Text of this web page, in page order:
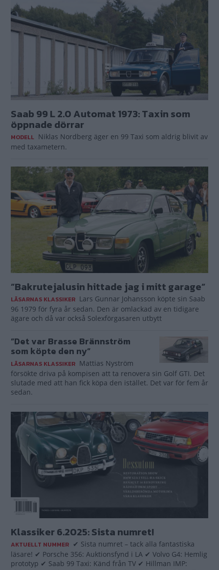
Saab 99 L 2.0 Automat 1973: Taxin som
öppnade dörrar
MODELL Niklas Nordberg äger en 99 Taxi som aldrig blivit av
med taxametern.
”Bakrutejalusin hittade jag i mitt garage”
LÄSARNAS KLASSIKER Lars Gunnar Johansson köpte sin Saab
96 1979 för fyra år sedan. Den är omlackad av en tidigare
ägare och då var också Solexförgasaren utbytt
”Det var Brasse Brännström
som köpte den ny”
LÄSARNAS KLASSIKER Mattias Nyström
försökte driva på kompisen att ta renovera sin Golf GTI. Det
slutade med att han fick köpa den istället. Det var för fem år
sedan.
Klassiker 6.2025: Sista numret!
AKTUELLT NUMMER ✔ Sista numret – tack alla fantastiska
läsare! ✔ Porsche 356: Auktionsfynd i LA ✔ Volvo G4: Hemlig
prototyp ✔ Saab 99 Taxi: Känd från TV ✔ Hillman IMP: